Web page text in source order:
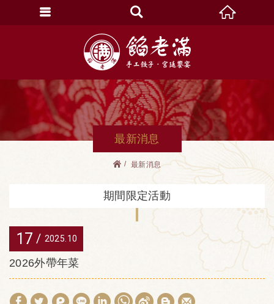
最新消息
最新消息
期間限定活動
17 10
2025
2026外帶年菜